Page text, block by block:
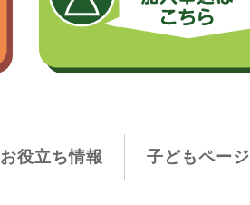
お役立ち情報 子どもページ